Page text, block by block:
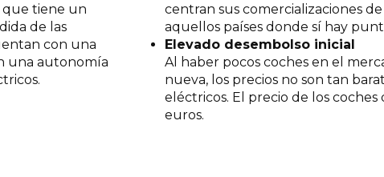
que tiene un
de las
con una
una autonomía
centran sus comercializaciones
aquellos países donde sí hay
Elevado desembolso inicial
Al haber pocos coches en el
nueva, los precios no son tan
eléctricos. El precio de los
euros.